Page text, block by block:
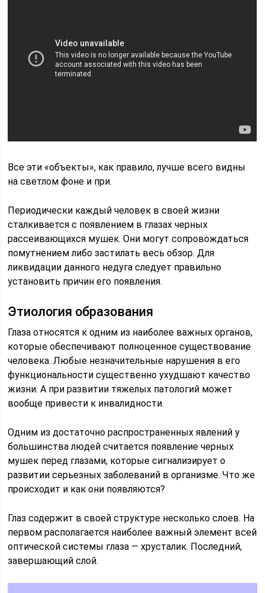
Все эти «объекты», как правило, лучше всего видны
на светлом фоне и при.
Периодически каждый человек в своей жизни
сталкивается с появлением в глазах черных
рассеивающихся мушек. Они могут сопровождаться
помутнением либо застилать весь обзор. Для
ликвидации данного недуга следует правильно
установить причин его появления.
Этиология образования
Глаза относятся к одним из наиболее важных органов,
которые обеспечивают полноценное существование
человека. Любые незначительные нарушения в его
функциональности существенно ухудшают качество
жизни. А при развитии тяжелых патологий может
вообще привести к инвалидности.
Одним из достаточно распространенных явлений у
большинства людей считается появление черных
мушек перед глазами, которые сигнализирует о
развитии серьезных заболеваний в организме. Что же
происходит и как они появляются?
Глаз содержит в своей структуре несколько слоев. На
первом располагается наиболее важный элемент всей
оптической системы глаза — хрусталик. Последний,
завершающий слой.